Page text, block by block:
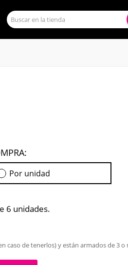
Por unidad
6 unidades.
caso de tenerlos) y están armados de 3